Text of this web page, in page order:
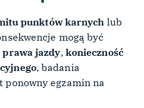
punktów karnych lub
mogą być
jazdy, konieczność
, badania
ponowny egzamin na